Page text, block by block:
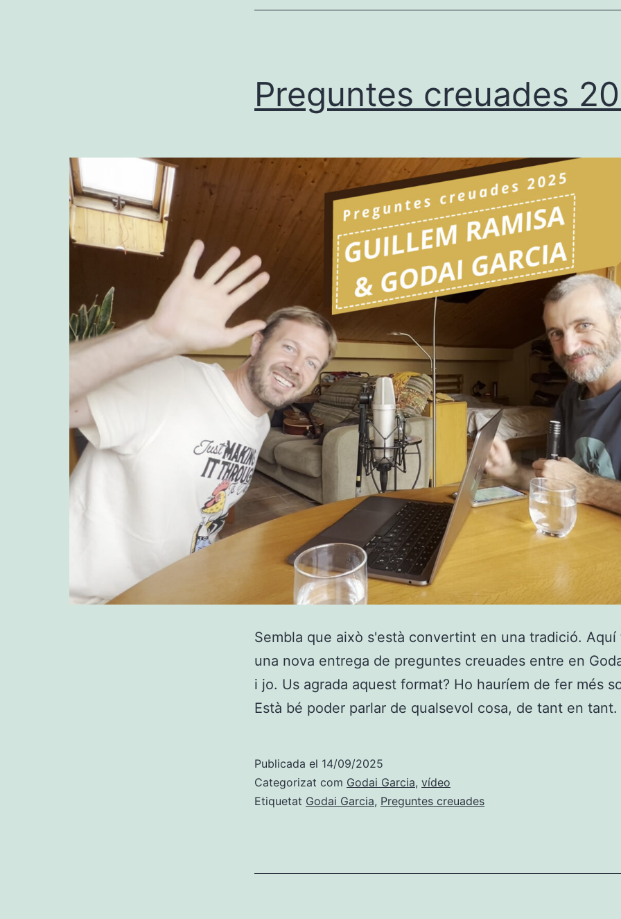
Preguntes creuades
Sembla que això s'està convertint en una tradició. Aquí
una nova entrega de preguntes creuades entre en
i jo. Us agrada aquest format? Ho hauríem de fer més
Està bé poder parlar de qualsevol cosa, de tant en tant.
Publicada el 14/09/2025
Categorizat com Godai Garcia, vídeo
Etiquetat Godai Garcia, Preguntes creuades